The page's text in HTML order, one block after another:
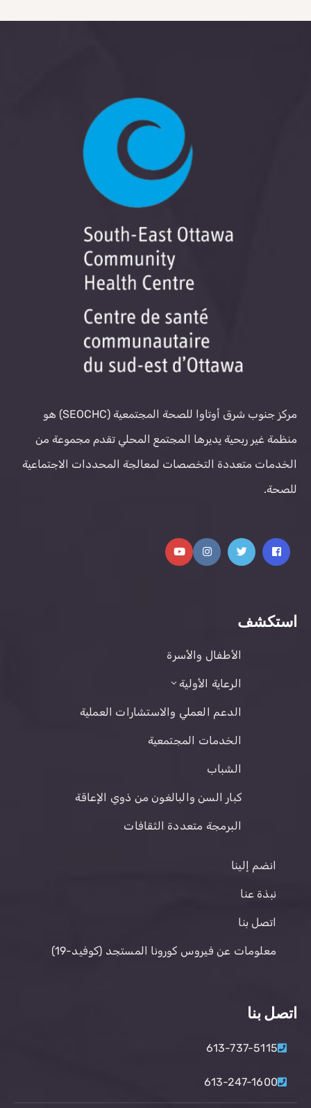
مركز جنوب شرق أوتاوا للصحة المجتمعية (SEOCHC) هو
منظمة غير ربحية يديرها المجتمع المحلي تقدم مجموعة من
الخدمات متعددة التخصصات لمعالجة المحددات الاجتماعية
للصحة.
استكشف
الأطفال والأسرة
الرعاية الأولية
الدعم العملي والاستشارات العملية
الخدمات المجتمعية
الشباب
كبار السن والبالغون من ذوي الإعاقة
البرمجة متعددة الثقافات
انضم إلينا
نبذة عنا
اتصل بنا
معلومات عن فيروس كورونا المستجد (كوفيد-19)
اتصل بنا
613-737-5115
613-247-1600